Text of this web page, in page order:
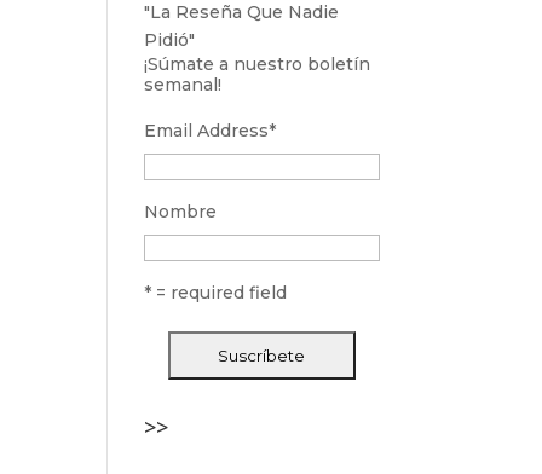
"La Reseña Que Nadie
Pidió"
¡Súmate a nuestro boletín
semanal!
Email Address*
Nombre
* = required field
>>